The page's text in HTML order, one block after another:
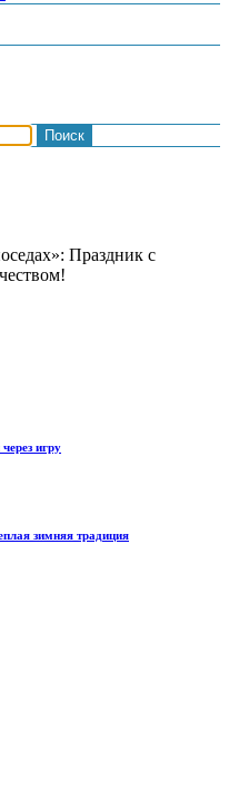
Праздник с
игру
зимняя традиция